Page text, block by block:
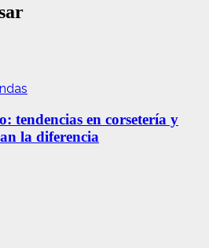
tendencias en corsetería y
la diferencia